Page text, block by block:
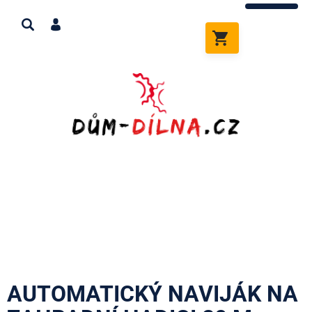
obsah
KOŠÍK
AUTOMATICKÝ NAVIJÁK NA